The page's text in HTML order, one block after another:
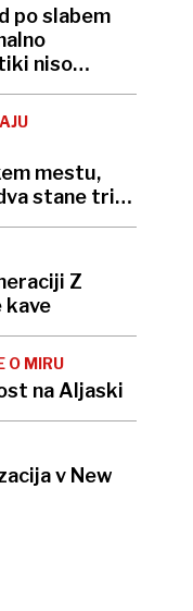
po slabem
niso
mestu,
stane tri
Z
kave
O MIRU
na Aljaski
v New